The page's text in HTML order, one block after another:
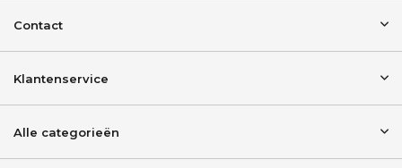
Contact
Klantenservice
Alle categorieën